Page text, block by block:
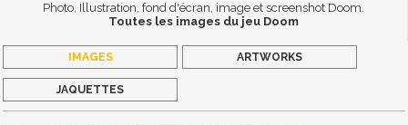
Photo, Illustration, fond d'écran, image et screenshot Doom.
Toutes les images du jeu Doom
IMAGES ARTWORKS
JAQUETTES